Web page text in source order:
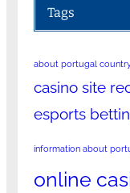
Tags
about portugal
casino site
esports
information about
online